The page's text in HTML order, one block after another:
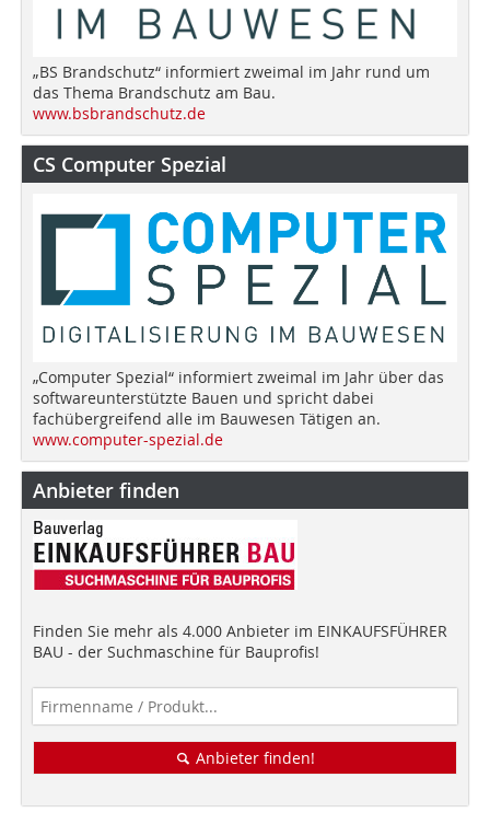
„BS Brandschutz“ informiert zweimal im Jahr rund um
das Thema Brandschutz am Bau.
www.bsbrandschutz.de
CS Computer Spezial
„Computer Spezial“ informiert zweimal im Jahr über das
softwareunterstützte Bauen und spricht dabei
fachübergreifend alle im Bauwesen Tätigen an.
www.computer-spezial.de
Anbieter finden
Finden Sie mehr als 4.000 Anbieter im EINKAUFSFÜHRER
BAU - der Suchmaschine für Bauprofis!
Anbieter finden!